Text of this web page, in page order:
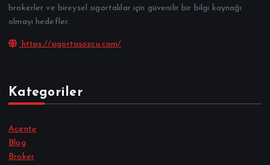
brokerler ve bireysel sigortalılar için güvenilir bir bilgi kaynağı
olmayı hedefler.
https://sigortasozcu.com/
Kategoriler
Acente
Blog
Broker